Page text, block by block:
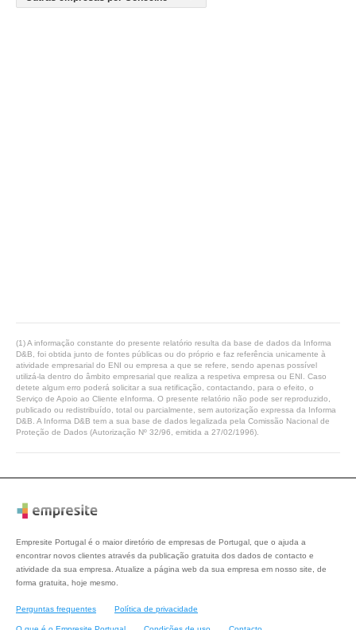
(1) A informação constante do presente relatório resulta da base de dados da Informa
D&B, foi obtida junto de fontes públicas ou do próprio e faz referência unicamente à
atividade empresarial do ENI ou empresa a que se refere, sendo apenas possível
utilizá-la dentro do âmbito empresarial que realiza a respetiva empresa ou ENI. Caso
detete algum erro poderá solicitar a sua retificação, contactando, para o efeito, o
Serviço de Apoio ao Cliente eInforma. O presente relatório não pode ser reproduzido,
publicado ou redistribuído, total ou parcialmente, sem autorização expressa da Informa
D&B. A Informa D&B tem a sua base de dados legalizada pela Comissão Nacional de
Proteção de Dados (Autorização Nº 32/96, emitida a 27/02/1996).
Empresite Portugal é o maior diretório de empresas de Portugal, que o ajuda a
encontrar novos clientes através da publicação gratuita dos dados de contacto e
atividade da sua empresa. Atualize a página web da sua empresa em nosso site, de
forma gratuita, hoje mesmo.
Perguntas frequentes Política de privacidade